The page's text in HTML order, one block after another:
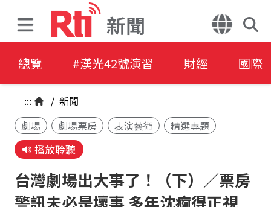
新聞
總覽 #漢光42號演習 財經 國際
::: / 新聞
劇場
劇場票房 表演藝術 精選專題
播放聆聽
台灣劇場出大事了！（下）／票房
警訊未必是壞事 多年沈痾得正視